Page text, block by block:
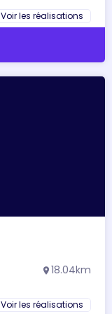
Voir les réalisations
location_on 18.04km
Voir les réalisations